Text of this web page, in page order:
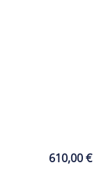
610,00€